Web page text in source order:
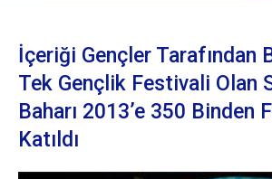
İçeriği Gençler Tarafından
Tek Gençlik Festivali Olan
Baharı 2013’e 350 Binden
Katıldı